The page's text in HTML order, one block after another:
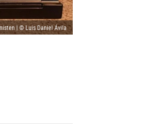
| © Luis Daniel Ávila